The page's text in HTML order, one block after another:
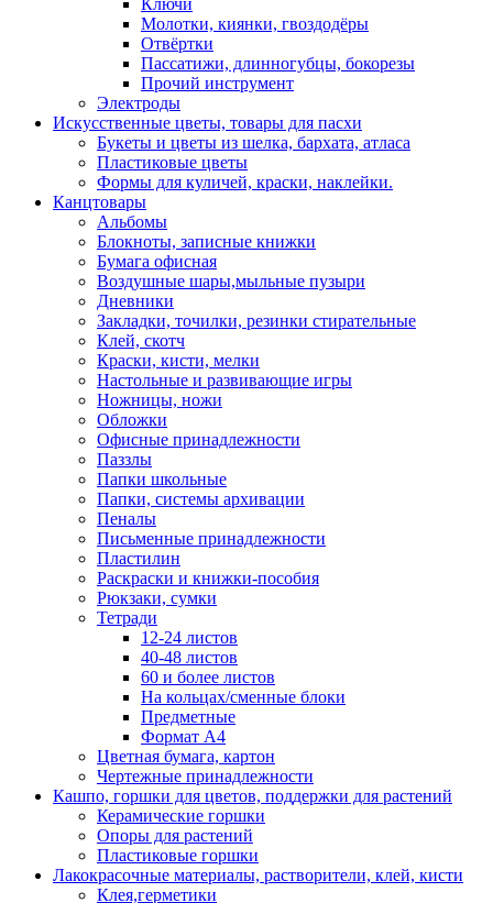
Ключи
Молотки, киянки, гвоздодёры
Отвёртки
Пассатижи, длинногубцы, бокорезы
Прочий инструмент
Электроды
Искусственные цветы, товары для пасхи
Букеты и цветы из шелка, бархата, атласа
Пластиковые цветы
Формы для куличей, краски, наклейки.
Канцтовары
Альбомы
Блокноты, записные книжки
Бумага офисная
Воздушные шары,мыльные пузыри
Дневники
Закладки, точилки, резинки стирательные
Клей, скотч
Краски, кисти, мелки
Настольные и развивающие игры
Ножницы, ножи
Обложки
Офисные принадлежности
Паззлы
Папки школьные
Папки, системы архивации
Пеналы
Письменные принадлежности
Пластилин
Раскраски и книжки-пособия
Рюкзаки, сумки
Тетради
12-24 листов
40-48 листов
60 и более листов
На кольцах/сменные блоки
Предметные
Формат А4
Цветная бумага, картон
Чертежные принадлежности
Кашпо, горшки для цветов, поддержки для растений
Керамические горшки
Опоры для растений
Пластиковые горшки
Лакокрасочные материалы, растворители, клей, кисти
Клея,герметики